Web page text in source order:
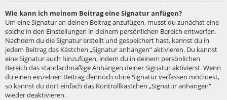
Wie kann ich meinem Beitrag eine Signatur anfügen?
Um eine Signatur an deinen Beitrag anzufügen, musst du zunächst eine
solche in den Einstellungen in deinem persönlichen Bereich entwerfen.
Nachdem du die Signatur erstellt und gespeichert hast, kannst du in
jedem Beitrag das Kästchen „Signatur anhängen“ aktivieren. Du kannst
eine Signatur auch hinzufügen, indem du in deinem persönlichen
Bereich das standardmäßige Anhängen deiner Signatur aktivierst. Wenn
du einen einzelnen Beitrag dennoch ohne Signatur verfassen möchtest,
so kannst du dort einfach das Kontrollkästchen „Signatur anhängen“
wieder deaktivieren.